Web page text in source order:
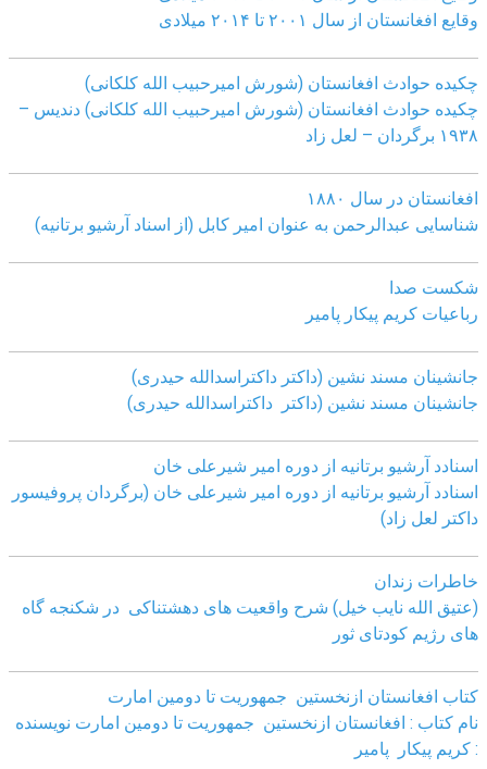
وقایع افغانستان از سال ۲۰۰۱ تا ۲۰۱۴ میلادی
چکیده حوادث افغانستان (شورش امیرحبیب الله کلکانی)
چکیده حوادث افغانستان (شورش امیرحبیب الله کلکانی) دندیس –
١٩٣٨ برگردان – لعل زاد
افغانستان در سال ۱۸۸۰
شناسایی عبدالرحمن به عنوان امیر کابل (از اسناد آرشیو برتانیه)
شکست صدا
رباعیات کریم پیکار پامیر
جانشینان مسند نشین (داکتر داکتراسدالله حیدری)
جانشینان مسند نشین (داکتر داکتراسدالله حیدری)
اسنادد آرشیو برتانیه از دوره امیر شیرعلی خان
اسنادد آرشیو برتانیه از دوره امیر شیرعلی خان (برگردان پروفیسور
داکتر لعل زاد)
خاطرات زندان
(عتیق الله نایب خیل) شرح واقعیت های دهشتناکی در شکنجه گاه
های رژیم کودتای ثور
کتاب افغانستان ازنخستین جمهوریت تا دومین امارت
نام کتاب : افغانستان ازنخستین جمهوریت تا دومین امارت نویسنده
: کریم پیکار پامیر